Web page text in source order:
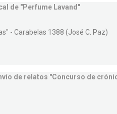
de "Perfume Lavand"
- Carabelas 1388 (José C. Paz)
de relatos "Concurso de